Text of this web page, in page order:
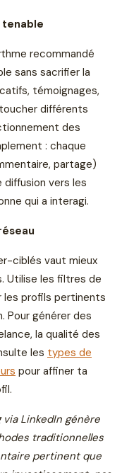
tenable
recommandé
sans sacrifier la
témoignages,
différents
des
: chaque
partage)
diffusion vers les
qui a interagi.
ciblés vaut mieux
Utilise les filtres de
les profils pertinents
Pour générer des
la qualité des
les types de
pour affiner ta
via LinkedIn génère
traditionnelles
pertinent que